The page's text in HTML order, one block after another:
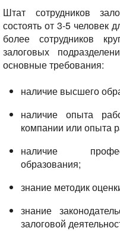
Штат сотрудников
состоять от 3-5 человек
более сотрудников
залоговых
основные требования:
наличие высшего
наличие опыта
компании или опыта
наличие
образования;
знание методик
знание
залоговой